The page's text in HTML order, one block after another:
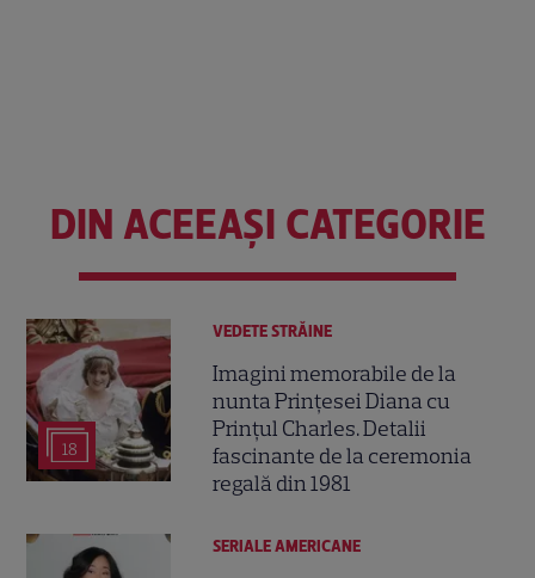
DIN ACEEAȘI CATEGORIE
18
VEDETE STRĂINE
Imagini memorabile de la
nunta Prințesei Diana cu
Prințul Charles. Detalii
fascinante de la ceremonia
regală din 1981
SERIALE AMERICANE